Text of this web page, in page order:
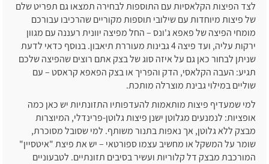
לצד הפיצות הקלאסיות עם התוספות לבחירה תמצאו גם תפריט שלם
של פיצות מיוחדות עם שילובי תוספות מקוריים שהרכיבו עבורכם
מומחי הפיצה של פאפא ג'ונס – החל מפיצה יוונית רעננה עם מגוון
ירקות עליה, ועד פיצה 4 גבינות מעוררת תיאבון. בנוסף כדאי לדעת
שניתן לבחור כאן גם על איזה סוג של בצק אתם רוצים שהפיצה שלכם
תגיע: העבה הקלאסי, הדק והפריך או בצק הפאפא קראסט – עם
שוליים במילוי גבינת מוצרלה מותכת.
למי שמעדיף פיצות מותאמות להעדפותיו התזונתיות יש כאן כמה
אופציות: לנמנעים מגלוטן ישנן פיצות גלוטן-פרינדלי, המיוצרות
מבצק ללא גלוטן, אך נאפות בתנור משותף. למי שסובל מסוכרת,
שומר על המשקל או מחשיב עצמו ספורטאי – יש את פיצת "איטסיין"
המורכבת מבצק דל קלוריות ועשיר בסיבים תזונתיים. לטבעוניים